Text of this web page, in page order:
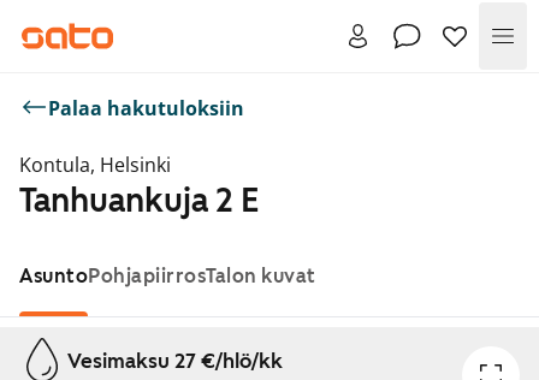
Palaa hakutuloksiin
Kontula, Helsinki
Tanhuankuja 2 E
AsuntoPohjapiirrosTalon kuvat
Näytetään dia 1 / 1
Vesimaksu 27 €/hlö/kk